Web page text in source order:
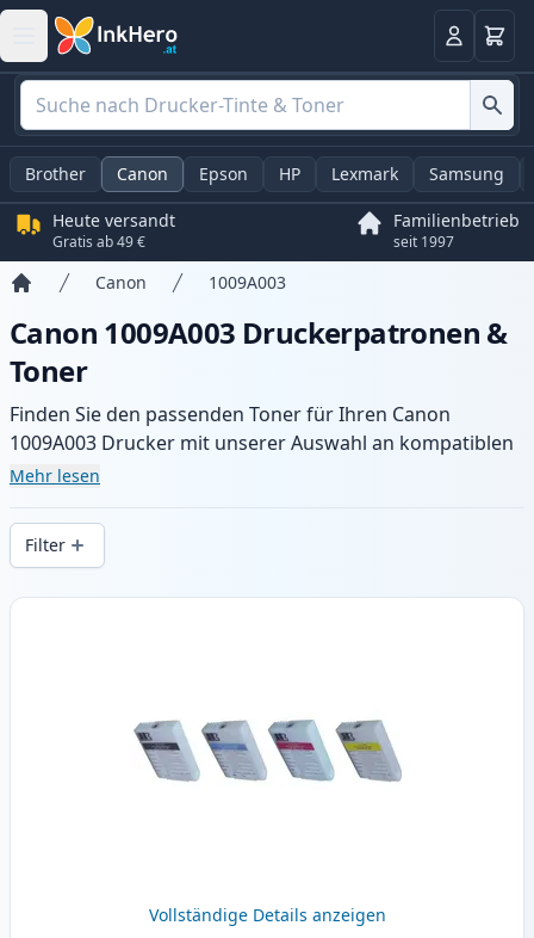
Anmelden
Brother Canon Epson HP Lexmark Samsung
Heute versandt
Gratis ab 49 €
Familienbetrieb
seit 1997
Canon 1009A003
Canon 1009A003 Druckerpatronen &
Toner
Finden Sie den passenden Toner für Ihren Canon
1009A003 Drucker mit unserer Auswahl an kompatiblen
und XL-Patronen. Profitieren Sie von gleichbleibender
in .
Mehr lesen
Filter
Produkte
Vollständige Details anzeigen